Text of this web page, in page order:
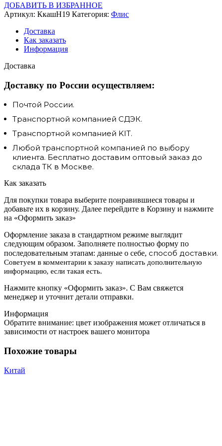
ДОБАВИТЬ В ИЗБРАННОЕ
Артикул: КкашН19 Категория: Флис
Доставка
Как заказать
Информация
Доставка
Доставку по России осуществляем:
Почтой России.
Транспортной компанией СДЭК.
Транспортной компанией KIT.
Любой транспортной компанией по выбору
клиента. Бесплатно доставим оптовый заказ до
склада ТК в Москве.
Как заказать
Для покупки товара выберите понравившиеся товары и
добавьте их в корзину. Далее перейдите в Корзину и нажмите
на «Оформить заказ»
Оформление заказа в стандартном режиме выглядит
следующим образом. Заполняете полностью форму по
последовательным этапам: данные о себе, способ доставки.
Советуем в комментарии к заказу написать дополнительную
информацию, если такая есть.
Нажмите кнопку «Оформить заказ». С Вам свяжется
менеджер и уточнит детали отправки.
Информация
Обратите внимание: цвет изображения может отличаться в
зависимости от настроек вашего монитора
Похожие товары
Китай